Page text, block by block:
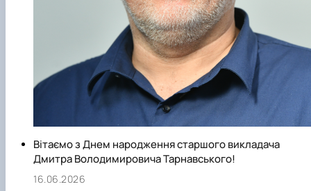
Вітаємо з Днем народження старшого викладача
Дмитра Володимировича Тарнавського!
16.06.2026